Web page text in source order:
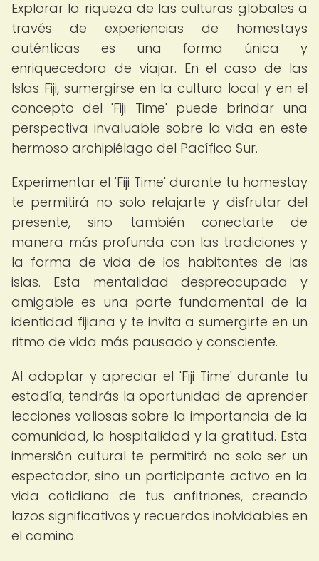
Explorar la riqueza de las culturas globales a
través de experiencias de homestays
auténticas es una forma única y
enriquecedora de viajar. En el caso de las
Islas Fiji, sumergirse en la cultura local y en el
concepto del 'Fiji Time' puede brindar una
perspectiva invaluable sobre la vida en este
hermoso archipiélago del Pacífico Sur.
Experimentar el 'Fiji Time' durante tu homestay
te permitirá no solo relajarte y disfrutar del
presente, sino también conectarte de
manera más profunda con las tradiciones y
la forma de vida de los habitantes de las
islas. Esta mentalidad despreocupada y
amigable es una parte fundamental de la
identidad fijiana y te invita a sumergirte en un
ritmo de vida más pausado y consciente.
Al adoptar y apreciar el 'Fiji Time' durante tu
estadía, tendrás la oportunidad de aprender
lecciones valiosas sobre la importancia de la
comunidad, la hospitalidad y la gratitud. Esta
inmersión cultural te permitirá no solo ser un
espectador, sino un participante activo en la
vida cotidiana de tus anfitriones, creando
lazos significativos y recuerdos inolvidables en
el camino.